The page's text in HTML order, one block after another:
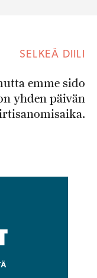
SELKEÄ DIILI
emme sido
yhden päivän